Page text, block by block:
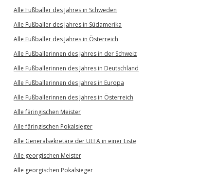
Alle Fußballer des Jahres in Schweden
Alle Fußballer des Jahres in Südamerika
Alle Fußballer des Jahres in Österreich
Alle Fußballerinnen des Jahres in der Schweiz
Alle Fußballerinnen des Jahres in Deutschland
Alle Fußballerinnen des Jahres in Europa
Alle Fußballerinnen des Jahres in Österreich
Alle färingischen Meister
Alle färingischen Pokalsieger
Alle Generalsekretäre der UEFA in einer Liste
Alle georgischen Meister
Alle georgischen Pokalsieger